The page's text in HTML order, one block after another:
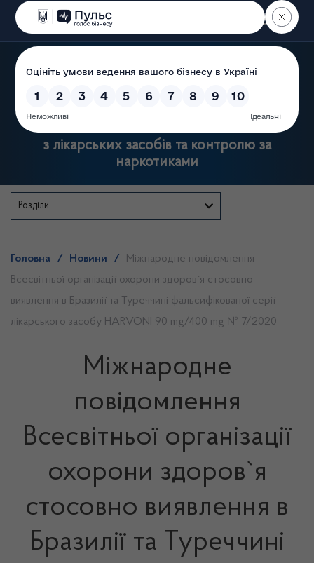
Пошук
Державна служба України
з лікарських засобів та контролю за
наркотиками
Розділи
Головна / Новини /
Міжнародне повідомлення
Всесвітньої організації охорони здоров`я стосовно
виявлення в Бразилії та Туреччині фальсифікованої серії
лікарського засобу HARVONI 90 mg/400 mg № 7/2020
Міжнародне
повідомлення
Всесвітньої організації
охорони здоров`я
стосовно виявлення в
Бразилії та Туреччині